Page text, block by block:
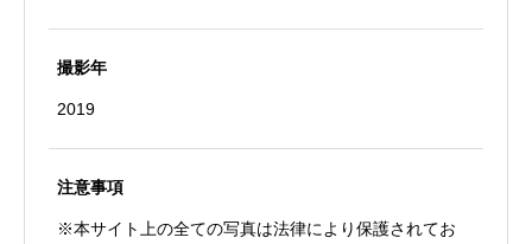
撮影年
2019
注意事項
※本サイト上の全ての写真は法律により保護されてお